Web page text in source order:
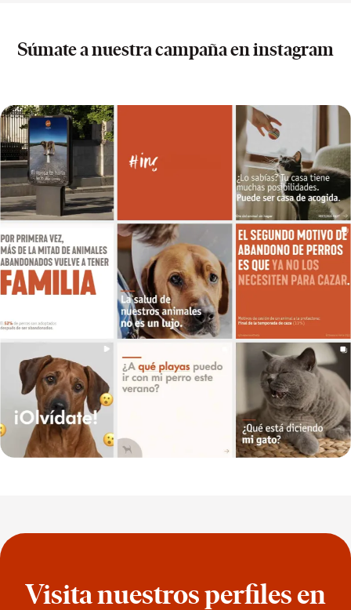
Súmate a nuestra campaña en instagram
Visita nuestros perfiles en